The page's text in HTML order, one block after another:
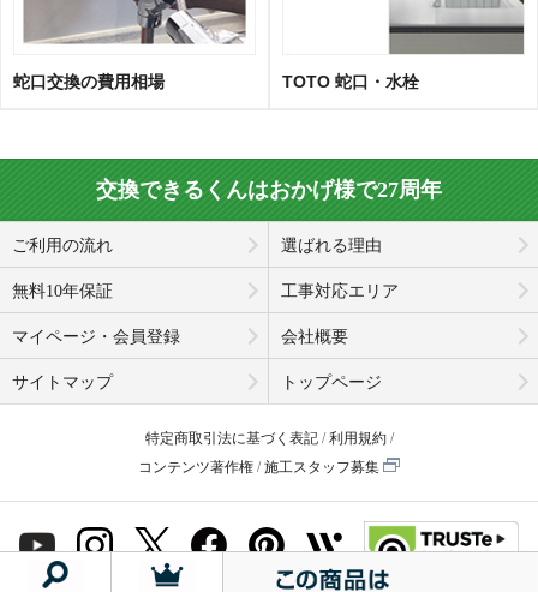
蛇口交換の費用相場 TOTO 蛇口・水栓
交換できるくんはおかげ様で27周年
ご利用の流れ 選ばれる理由
無料10年保証 工事対応エリア
マイページ・会員登録 会社概要
サイトマップ トップページ
特定商取引法に基づく表記
利用規約
コンテンツ著作権
施工スタッフ募集